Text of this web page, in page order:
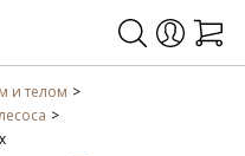
и телом